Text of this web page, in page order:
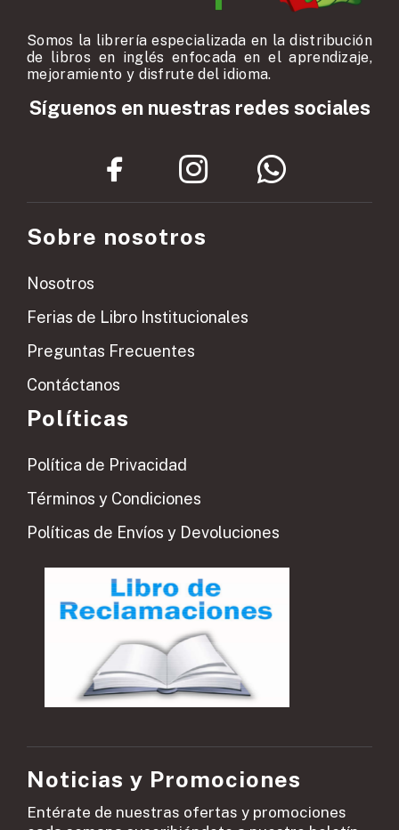
Somos la librería especializada en la distribución
de libros en inglés enfocada en el aprendizaje,
mejoramiento y disfrute del idioma.
Síguenos en nuestras redes sociales
Sobre nosotros
Nosotros
Ferias de Libro Institucionales
Preguntas Frecuentes
Contáctanos
Políticas
Política de Privacidad
Términos y Condiciones
Políticas de Envíos y Devoluciones
Noticias y Promociones
Entérate de nuestras ofertas y promociones